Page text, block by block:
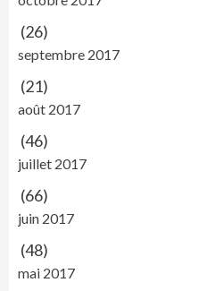
(26)
septembre 2017
(21)
août 2017
(46)
juillet 2017
(66)
juin 2017
(48)
mai 2017